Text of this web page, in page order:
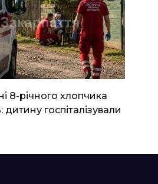
8-річного хлопчика
дитину госпіталізували